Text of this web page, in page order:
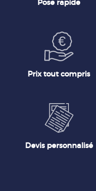
Pose rapide
Prix tout compris
Devis personnalisé